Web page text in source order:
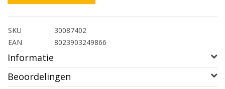
SKU
30087402
EAN
8023903249866
Informatie
Beoordelingen